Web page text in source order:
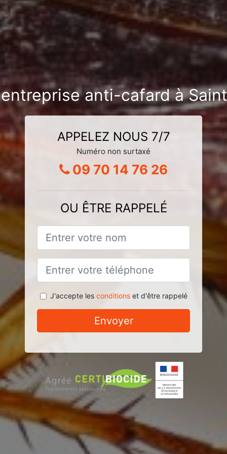
anti-cafard à
APPELEZ NOUS 7/7
Numéro non surtaxé
09 70 14 76 26
OU ÊTRE RAPPELÉ
J'accepte les conditionset d'être rappelé
Envoyer